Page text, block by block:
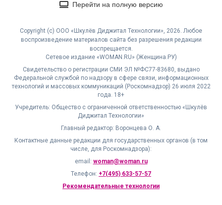
Перейти на полную версию
Copyright (с) ООО «Шкулёв Диджитал Технологии», 2026. Любое
воспроизведение материалов сайта без разрешения редакции
воспрещается.
Сетевое издание «WOMAN.RU» (Женщина.РУ)
Свидетельство о регистрации СМИ ЭЛ №ФС77-83680, выдано
Федеральной службой по надзору в сфере связи, информационных
технологий и массовых коммуникаций (Роскомнадзор) 26 июля 2022
года. 18+
Учредитель: Общество с ограниченной ответственностью «Шкулёв
Диджитал Технологии»
Главный редактор: Воронцева О. А.
Контактные данные редакции для государственных органов (в том
числе, для Роскомнадзора):
email: woman@woman.ru
Телефон: +7(495) 633-57-57
Рекомендательные технологии